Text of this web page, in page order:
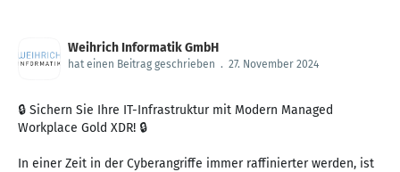
Weihrich Informatik GmbH
hat einen Beitrag geschrieben . 27. November 2024
🔒 Sichern Sie Ihre IT-Infrastruktur mit Modern Managed
Workplace Gold XDR! 🔒
In einer Zeit in der Cyberangriffe immer raffinierter werden, ist